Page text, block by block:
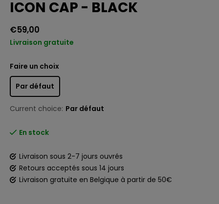
ICON CAP - BLACK
€59,00
Livraison gratuite
Faire un choix
Par défaut
Current choice: Par défaut
En stock
Livraison sous 2-7 jours ouvrés
Retours acceptés sous 14 jours
Livraison gratuite en Belgique à partir de 50€